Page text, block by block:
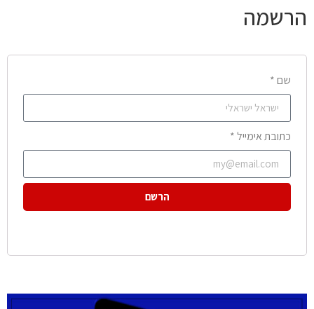
הרשמה
שם *
כתובת אימייל *
הרשם